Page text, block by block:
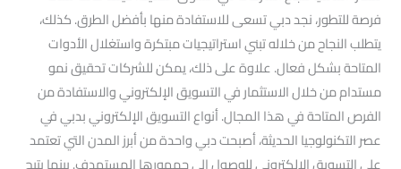
فرصة للتطور، نجد دبي تسعى للاستفادة منها بأفضل الطرق. كذلك،
يتطلب النجاح من خلاله تبني استراتيجيات مبتكرة واستغلال الأدوات
المتاحة بشكل فعال. علاوة على ذلك، يمكن للشركات تحقيق نمو
مستدام من خلال الاستثمار في التسويق الإلكتروني والاستفادة من
الفرص المتاحة في هذا المجال. أنواع التسويق الإلكتروني بدبي في
عصر التكنولوجيا الحديثة، أصبحت دبي واحدة من أبرز المدن التي تعتمد
على التسويق الإلكتروني للوصول إلى جمهورها المستهدف. بينما يتيح